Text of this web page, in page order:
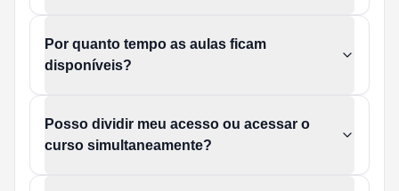
Por quanto tempo as aulas ficam
disponíveis?
Posso dividir meu acesso ou acessar o
curso simultaneamente?